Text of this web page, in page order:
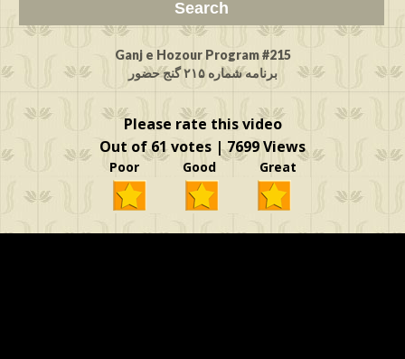
Ganj e Hozour Program #215
برنامه شماره ۲۱۵ گنج حضور
Please rate this video
Out of 61 votes | 7699 Views
Poor Good Great